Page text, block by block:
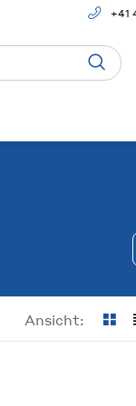
+41
Ansicht: